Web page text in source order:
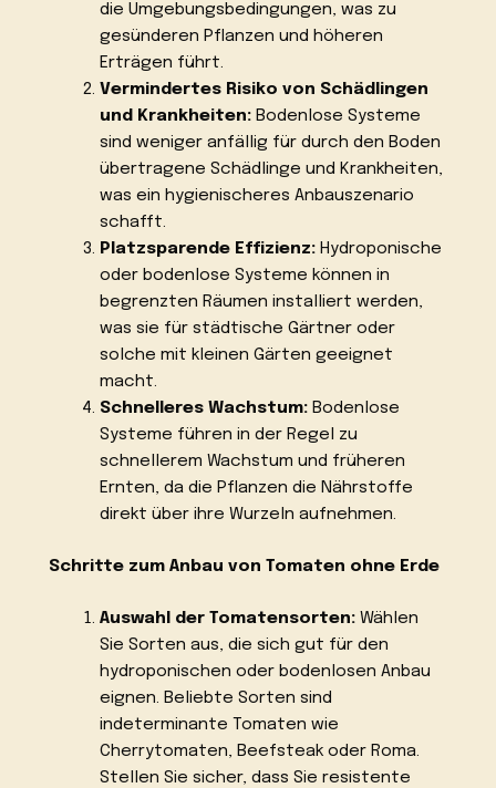
die Umgebungsbedingungen, was zu
gesünderen Pflanzen und höheren
Erträgen führt.
Vermindertes Risiko von Schädlingen
und Krankheiten:Bodenlose Systeme
sind weniger anfällig für durch den Boden
übertragene Schädlinge und Krankheiten,
was ein hygienischeres Anbauszenario
schafft.
Platzsparende Effizienz:Hydroponische
oder bodenlose Systeme können in
begrenzten Räumen installiert werden,
was sie für städtische Gärtner oder
solche mit kleinen Gärten geeignet
macht.
Schnelleres Wachstum:Bodenlose
Systeme führen in der Regel zu
schnellerem Wachstum und früheren
Ernten, da die Pflanzen die Nährstoffe
direkt über ihre Wurzeln aufnehmen.
Schritte zum Anbau von Tomaten ohne Erde
Auswahl der Tomatensorten:Wählen
Sie Sorten aus, die sich gut für den
hydroponischen oder bodenlosen Anbau
eignen. Beliebte Sorten sind
indeterminante Tomaten wie
Cherrytomaten, Beefsteak oder Roma.
Stellen Sie sicher, dass Sie resistente